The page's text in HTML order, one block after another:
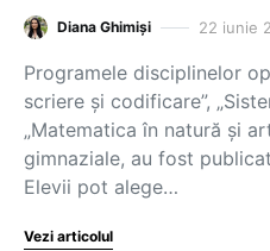
Diana Ghimiși 22 iunie
Programele disciplinelor
scriere și codificare”,
„Matematica în natură și
gimnaziale, au fost
Elevii pot alege…
Vezi articolul